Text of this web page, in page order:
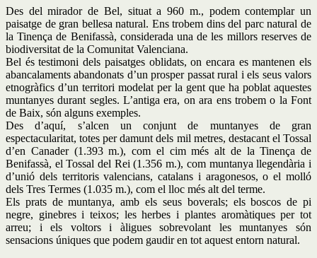
Des del mirador de Bel, situat a 960 m., podem contemplar un
paisatge de gran bellesa natural. Ens trobem dins del parc natural de
la Tinença de Benifassà, considerada una de les millors reserves de
biodiversitat de la Comunitat Valenciana.
Bel és testimoni dels paisatges oblidats, on encara es mantenen els
abancalaments abandonats d’un prosper passat rural i els seus valors
etnogràfics d’un territori modelat per la gent que ha poblat aquestes
muntanyes durant segles. L’antiga era, on ara ens trobem o la Font
de Baix, són alguns exemples.
Des d’aquí, s’alcen un conjunt de muntanyes de gran
espectacularitat, totes per damunt dels mil metres, destacant el Tossal
d’en Canader (1.393 m.), com el cim més alt de la Tinença de
Benifassà, el Tossal del Rei (1.356 m.), com muntanya llegendària i
d’unió dels territoris valencians, catalans i aragonesos, o el molló
dels Tres Termes (1.035 m.), com el lloc més alt del terme.
Els prats de muntanya, amb els seus boverals; els boscos de pi
negre, ginebres i teixos; les herbes i plantes aromàtiques per tot
arreu; i els voltors i àligues sobrevolant les muntanyes són
sensacions úniques que podem gaudir en tot aquest entorn natural.